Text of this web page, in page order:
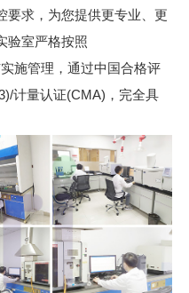
要求，为您提供更专业、更
验室严格按照
施管理，通过中国合格评
计量认证(CMA)，完全具